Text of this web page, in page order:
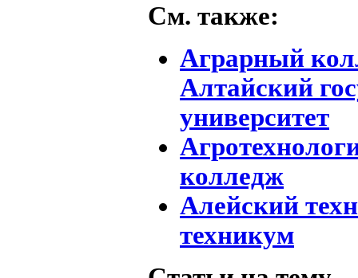
См. также:
Аграрный
Алтайский
университет
колледж
Алейский
техникум